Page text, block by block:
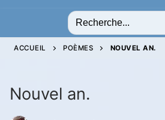
Rechercher
:
ACCUEIL POÈMES NOUVEL AN.
Nouvel an.